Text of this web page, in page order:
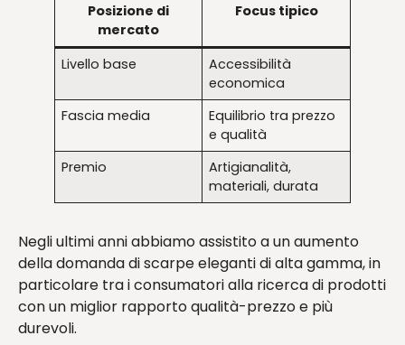
Posizione di
mercato
Focus tipico
Livello base
Accessibilità
economica
Fascia media
Equilibrio tra prezzo
e qualità
Premio
Artigianalità,
materiali, durata
Negli ultimi anni abbiamo assistito a un aumento
della domanda di scarpe eleganti di alta gamma, in
particolare tra i consumatori alla ricerca di prodotti
con un miglior rapporto qualità-prezzo e più
durevoli.